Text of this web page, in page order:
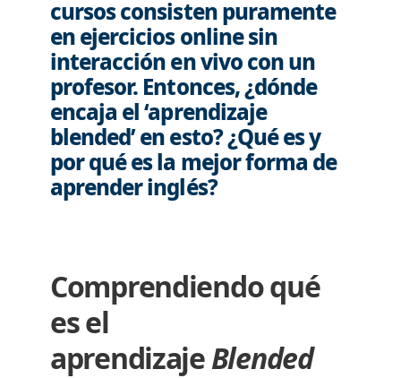
cursos consisten puramente
en ejercicios online sin
interacción en vivo con un
profesor. Entonces, ¿dónde
encaja el ‘aprendizaje
blended’ en esto? ¿Qué es y
por qué es la mejor forma de
aprender inglés?
Comprendiendo qué
es el
aprendizajeBlended